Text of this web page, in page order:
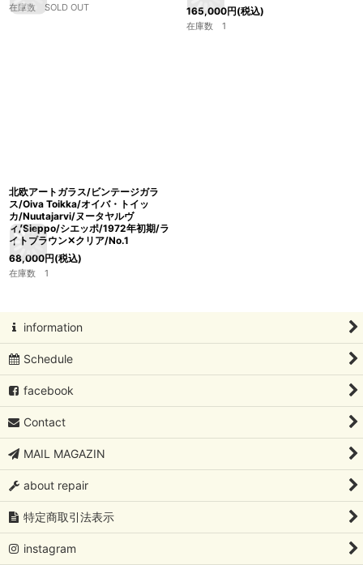
在庫数 SOLD OUT
165,000円(税込)
在庫数 1
北欧アートガラス/ビンテージガラ
ス/Oiva Toikka/オイバ・トイッ
カ/Nuutajarvi/ヌータヤルヴ
ィ/Sieppo/シエッポ/1972年初期/ラ
イトブラウン✕クリア/No.1
68,000円(税込)
在庫数 1
information
Schedule
facebook
Contact
MAIL MAGAZIN
about repair
特定商取引法表示
instagram